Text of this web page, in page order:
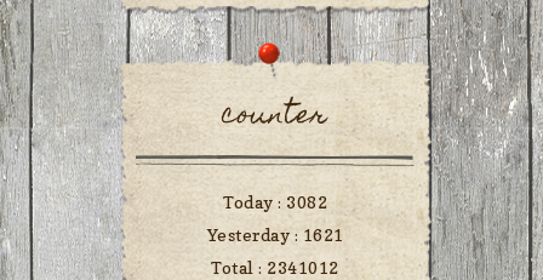
counter
Today : 3082
Yesterday : 1621
Total : 2341012